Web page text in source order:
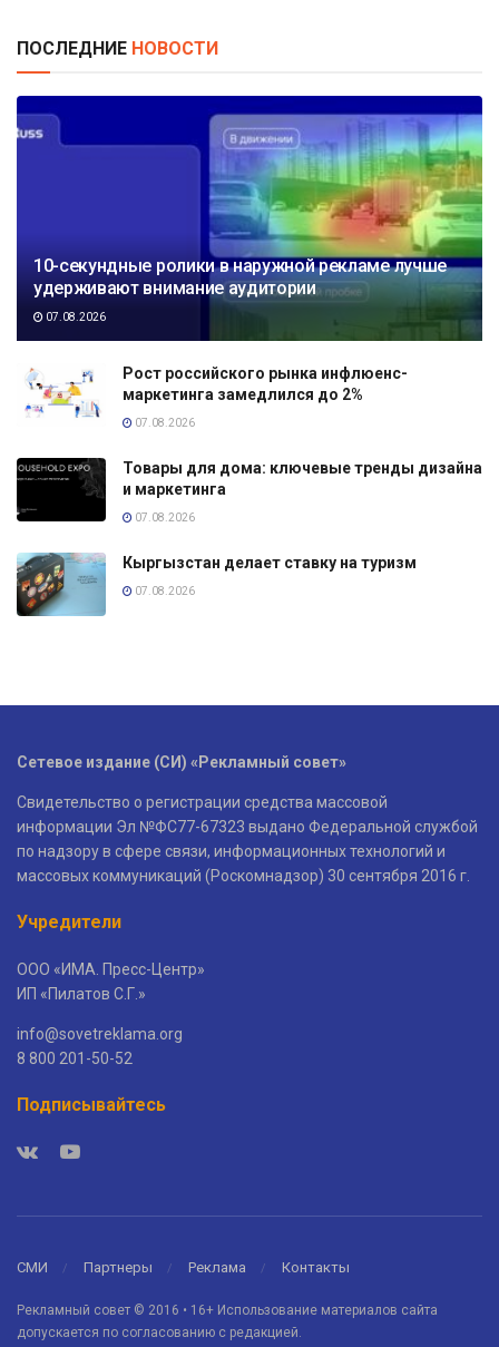
ПОСЛЕДНИЕ НОВОСТИ
10-секундные ролики в наружной рекламе лучше
удерживают внимание аудитории
07.08.2026
Рост российского рынка инфлюенс-
маркетинга замедлился до 2%
07.08.2026
Товары для дома: ключевые тренды дизайна
и маркетинга
07.08.2026
Кыргызстан делает ставку на туризм
07.08.2026
Сетевое издание (СИ) «Рекламный совет»
Свидетельство о регистрации средства массовой
информации Эл №ФС77-67323 выдано Федеральной службой
по надзору в сфере связи, информационных технологий и
массовых коммуникаций (Роскомнадзор) 30 сентября 2016 г.
Учредители
ООО «ИМА. Пресс-Центр»
ИП «Пилатов С.Г.»
info@sovetreklama.org
8 800 201-50-52
Подписывайтесь
СМИ Партнеры Реклама Контакты
Рекламный совет © 2016 • 16+ Использование материалов сайта
допускается по согласованию с редакцией.